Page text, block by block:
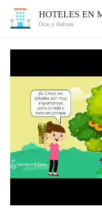
HOTELES EN
Ocio y disfrute